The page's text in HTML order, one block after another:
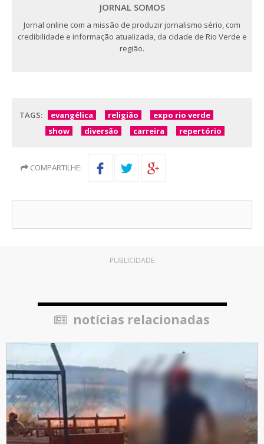
JORNAL SOMOS
Jornal online com a missão de produzir jornalismo sério, com
credibilidade e informação atualizada, da cidade de Rio Verde e
região.
TAGS: evangélica religião
expo rio verde
show
diversão carreira repertório
COMPARTILHE:
PUBLICIDADE
notícias relacionadas